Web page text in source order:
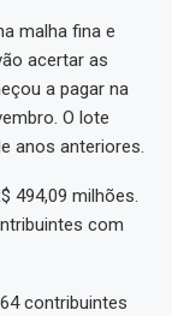
malha fina e
acertar as
a pagar na
O lote
anos anteriores.
494,09 milhões.
com
contribuintes